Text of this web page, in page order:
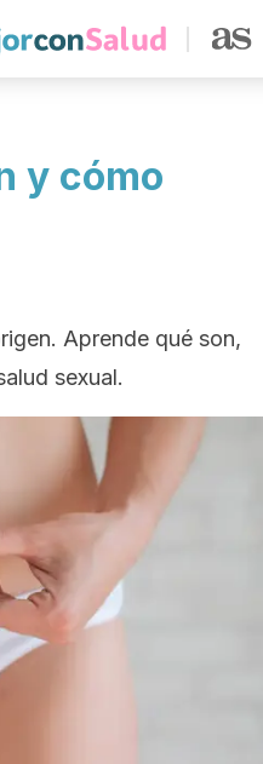
y cómo
Aprende qué son,
sexual.